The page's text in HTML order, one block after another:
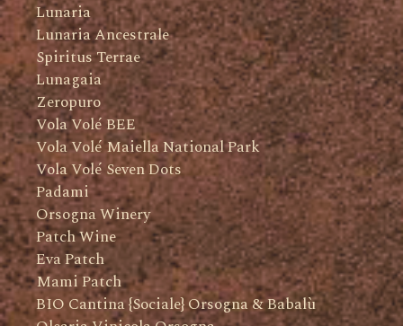
Lunaria
Lunaria Ancestrale
Spiritus Terrae
Lunagaia
Zeropuro
Vola Volé BEE
Vola Volé Maiella National Park
Vola Volé Seven Dots
Padami
Orsogna Winery
Patch Wine
Eva Patch
Mami Patch
BIO Cantina {Sociale} Orsogna & Babalù